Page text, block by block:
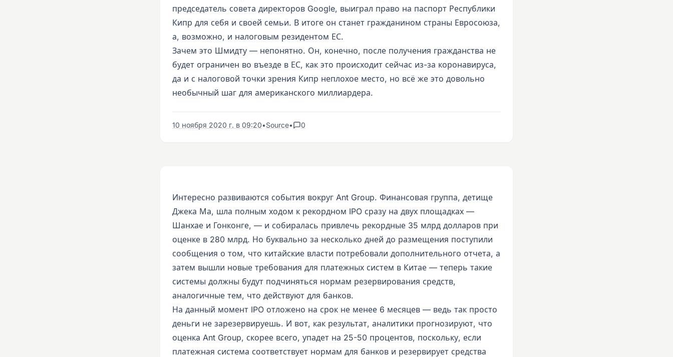
председатель совета директоров Google, выиграл право на паспорт Республики
Кипр для себя и своей семьи. В итоге он станет гражданином страны Евросоюза,
а, возможно, и налоговым резидентом ЕС.
Зачем это Шмидту — непонятно. Он, конечно, после получения гражданства не
будет ограничен во въезде в ЕС, как это происходит сейчас из-за коронавируса,
да и с налоговой точки зрения Кипр неплохое место, но всё же это довольно
необычный шаг для американского миллиардера.
10 ноября 2020 г. в 09:20•Source• 0
Интересно развиваются события вокруг Ant Group. Финансовая группа, детище
Джека Ма, шла полным ходом к рекордном IPO сразу на двух площадках —
Шанхае и Гонконге, — и собиралась привлечь рекордные 35 млрд долларов при
оценке в 280 млрд. Но буквально за несколько дней до размещения поступили
сообщения о том, что китайские власти потребовали дополнительного отчета, а
затем вышли новые требования для платежных систем в Китае — теперь такие
системы должны будут подчиняться нормам резервирования средств,
аналогичные тем, что действуют для банков.
На данный момент IPO отложено на срок не менее 6 месяцев — ведь так просто
деньги не зарезервируешь. И вот, как результат, аналитики прогнозируют, что
оценка Ant Group, скорее всего, упадет на 25-50 процентов, поскольку, если
платежная система соответствует нормам для банков и резервирует средства